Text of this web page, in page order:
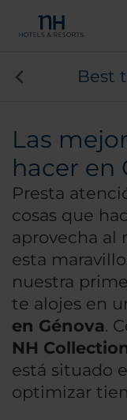
Best
Las
hacer en
Presta
cosas que
aprovecha al
esta
nuestra
te alojes en
en Génova.
NH
está situado
optimizar